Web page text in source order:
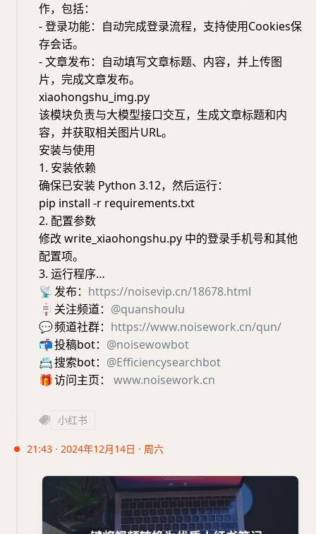
作，包括：
- 登录功能：自动完成登录流程，支持使用Cookies保
存会话。
- 文章发布：自动填写文章标题、内容，并上传图
片，完成文章发布。
xiaohongshu_img.py
该模块负责与大模型接口交互，生成文章标题和内
容，并获取相关图片URL。
安装与使用
1. 安装依赖
确保已安装 Python 3.12，然后运行：
pip install -r requirements.txt
2. 配置参数
修改 write_xiaohongshu.py 中的登录手机号和其他
配置项。
3. 运行程序…
📡发布： https://noisevip.cn/18678.html
🪧 关注频道： @quanshoulu
💬频道社群： https://www.noisework.cn/qun/
📬投稿bot： @noisewowbot
📇搜索bot： @Efficiencysearchbot
🎁访问主页： www.noisework.cn
小红书
21:43 · 2024年12月14日 · 周六